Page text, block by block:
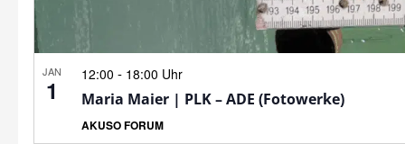
JAN
1
12:00 - 18:00 Uhr
Maria Maier | PLK – ADE (Fotowerke)
AKUSO FORUM